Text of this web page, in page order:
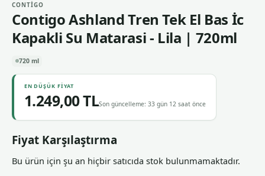
CONTIGO
Contigo Ashland Tren Tek El Bas İc
Kapakli Su Matarasi - Lila | 720ml
720 ml
EN DÜŞÜK FIYAT
1.249,00 TLSon güncelleme: 33 gün 12 saat önce
Fiyat Karşılaştırma
Bu ürün için şu an hiçbir satıcıda stok bulunmamaktadır.